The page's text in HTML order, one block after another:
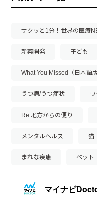
サクッと1分！世界の医療
新薬開発 子ども
What You Missed（日本語版
うつ病/うつ症状
Re:地方からの便り
メンタルヘルス 猫
まれな疾患 ペット